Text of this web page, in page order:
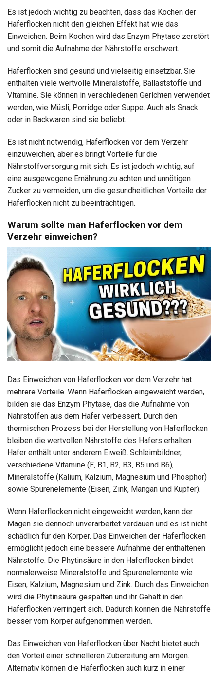
Es ist jedoch wichtig zu beachten, dass das Kochen der
Haferflocken nicht den gleichen Effekt hat wie das
Einweichen. Beim Kochen wird das Enzym Phytase zerstört
und somit die Aufnahme der Nährstoffe erschwert.
Haferflocken sind gesund und vielseitig einsetzbar. Sie
enthalten viele wertvolle Mineralstoffe, Ballaststoffe und
Vitamine. Sie können in verschiedenen Gerichten verwendet
werden, wie Müsli, Porridge oder Suppe. Auch als Snack
oder in Backwaren sind sie beliebt.
Es ist nicht notwendig, Haferflocken vor dem Verzehr
einzuweichen, aber es bringt Vorteile für die
Nährstoffversorgung mit sich. Es ist jedoch wichtig, auf
eine ausgewogene Ernährung zu achten und unnötigen
Zucker zu vermeiden, um die gesundheitlichen Vorteile der
Haferflocken nicht zu beeinträchtigen.
Warum sollte man Haferflocken vor dem
Verzehr einweichen?
Das Einweichen von Haferflocken vor dem Verzehr hat
mehrere Vorteile. Wenn Haferflocken eingeweicht werden,
bilden sie das Enzym Phytase, das die Aufnahme von
Nährstoffen aus dem Hafer verbessert. Durch den
thermischen Prozess bei der Herstellung von Haferflocken
bleiben die wertvollen Nährstoffe des Hafers erhalten.
Hafer enthält unter anderem Eiweiß, Schleimbildner,
verschiedene Vitamine (E, B1, B2, B3, B5 und B6),
Mineralstoffe (Kalium, Kalzium, Magnesium und Phosphor)
sowie Spurenelemente (Eisen, Zink, Mangan und Kupfer).
Wenn Haferflocken nicht eingeweicht werden, kann der
Magen sie dennoch unverarbeitet verdauen und es ist nicht
schädlich für den Körper. Das Einweichen der Haferflocken
ermöglicht jedoch eine bessere Aufnahme der enthaltenen
Nährstoffe. Die Phytinsäure in den Haferflocken bindet
normalerweise Mineralstoffe und Spurenelemente wie
Eisen, Kalzium, Magnesium und Zink. Durch das Einweichen
wird die Phytinsäure gespalten und ihr Gehalt in den
Haferflocken verringert sich. Dadurch können die Nährstoffe
besser vom Körper aufgenommen werden.
Das Einweichen von Haferflocken über Nacht bietet auch
den Vorteil einer schnelleren Zubereitung am Morgen.
Alternativ können die Haferflocken auch kurz in einer